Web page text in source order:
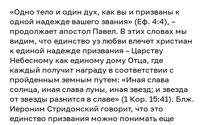
«Одно тело и один дух, как вы и призваны к
одной надежде вашего звания» (Еф. 4:4), –
продолжает апостол Павел. В этих словах мы
видим, что единство уз любви влечет христиан
к единой надежде призвания – Царству
Небесному как единому дому Отца, где
каждый получит награду в соответствии с
пройденным земным путем: «Иная слава
солнца, иная слава луны, иная звезд; и звезда
от звезды разнится в славе» (1 Кор. 15:41). Блж.
Иероним Стридонский говорит, что это
единство призвания можно понимать еще